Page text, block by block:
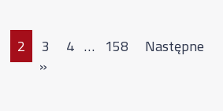
2 3 4 … 158 Następne
»